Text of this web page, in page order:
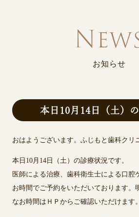
お知らせ
本日10月14日（土）
おはようございます。ふじもと歯科クリ
本日10月14日（土）の診療状況です。
医師による治療、歯科衛生士による口腔
お時間でご予約をいただいております。
なお時間はＨＰからご確認いただけます。